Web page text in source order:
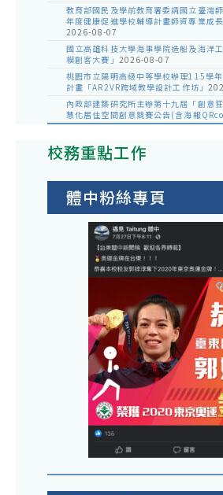
教育部國民及學前教育署委請國立臺灣
年度健康促進學校輔導計畫師資專業成
2026-08-07
國立高雄科技大學海事學院造船及海洋
模創客大賽」 2026-08-07
桃園市立陽明高級中等學校辦理115學
計畫「AR2VR跨域教學設計工作坊」
內政部建築研究所主辦第十九屆「創意
慧化居住空間創意競賽公告(含海報
校務重點工作
體中粉絲專頁